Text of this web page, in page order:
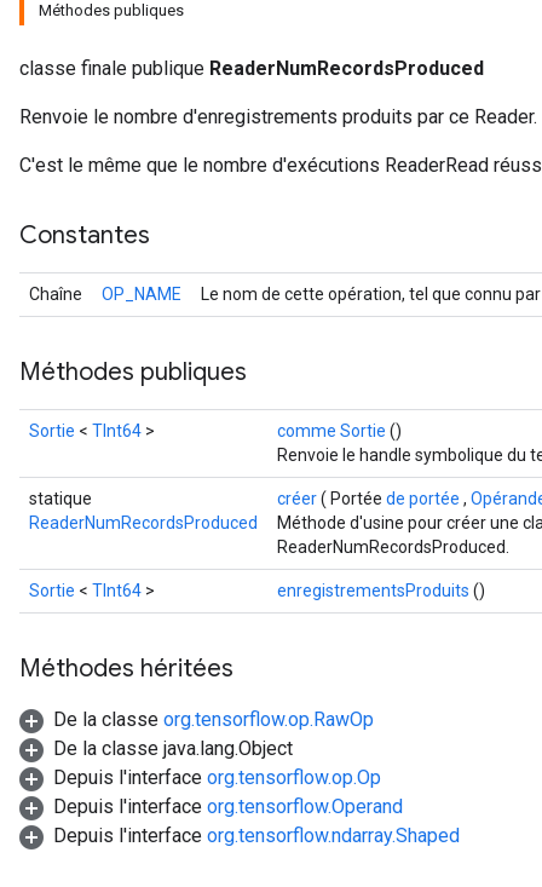
Méthodes publiques
classe finale publique ReaderNumRecordsProduced
Renvoie le nombre d'enregistrements produits par ce Reader.
C'est le même que le nombre d'exécutions ReaderRead
Constantes
Chaîne OP_NAME Le nom de cette opération, tel que connu
Méthodes publiques
Sortie < TInt64 > comme Sortie ()
Renvoie le handle symbolique du
statique
ReaderNumRecordsProduced
créer( Portée de portée ,
Méthode d'usine pour créer une
ReaderNumRecordsProduced.
Sortie < TInt64 > enregistrementsProduits ()
Méthodes héritées
De la classe org.tensorflow.op.RawOp
De la classe java.lang.Object
Depuis l'interface org.tensorflow.op.Op
Depuis l'interface org.tensorflow.Operand
Depuis l'interface org.tensorflow.ndarray.Shaped